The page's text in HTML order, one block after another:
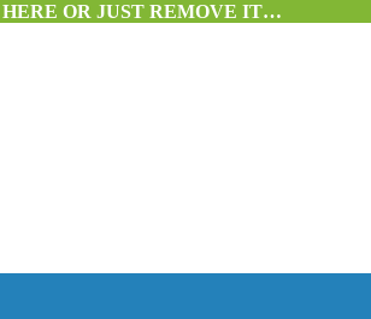
OR JUST REMOVE IT…